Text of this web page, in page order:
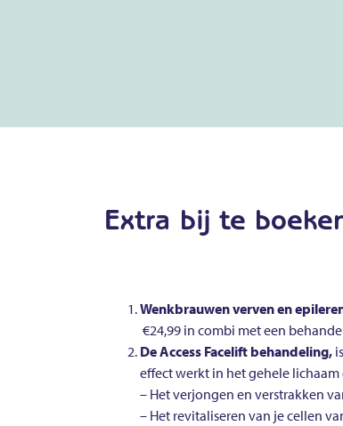
Extra bij te
Wenkbrauwen verven en
€24,99 in combi met een
De Access Facelift behandeling,
effect werkt in het gehele
– Het verjongen en verstrakken
– Het revitaliseren van je cellen